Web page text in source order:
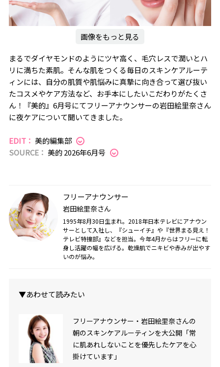
画像をもっと見る
まるでダイヤモンドのようにツヤ高く、毛穴レスで潤いとハ
リに満ちた素肌。そんな肌をつくる毎日のスキンケアルーテ
ィンには、自分の肌質や肌悩みに真摯に向き合って選び抜い
たコスメやケア方法など、お手本にしたいこだわりがたくさ
ん！『美的』6月号にてフリーアナウンサーの岩田絵里奈さん
に夜ケアについて聞いてきました。
EDIT： 美的編集部
SOURCE： 美的 2026年6月号
フリーアナウンサー
岩田絵里奈さん
1995年8月30日生まれ。2018年日本テレビにアナウン
サーとして入社し、『シューイチ』や『世界まる見え！
テレビ特捜部』などを担当。今年4月からはフリーに転
身し活躍の幅を広げる。乾燥肌でニキビや赤みが出やす
いのが悩み。
▼あわせて読みたい
フリーアナウンサー・岩田絵里奈さんの
朝のスキンケアルーティンを大公開「常
に肌あれしないことを優先したケアを心
掛けています」